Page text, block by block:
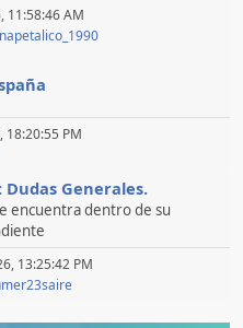
11:58:46 AM
18:20:55 PM
Dudas Generales.
encuentra dentro de su
13:25:42 PM